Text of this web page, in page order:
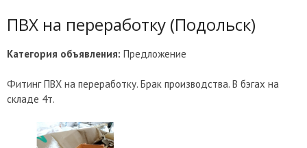
ПВХ на переработку (Подольск)
Категория объявления: Предложение
Фитинг ПВХ на переработку. Брак производства. В бэгах на
складе 4т.